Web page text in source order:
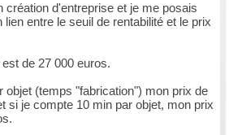
création d'entreprise et je me posais
lien entre le seuil de rentabilité et le prix
de 27 000 euros.
objet (temps "fabrication") mon prix de
si je compte 10 min par objet, mon prix